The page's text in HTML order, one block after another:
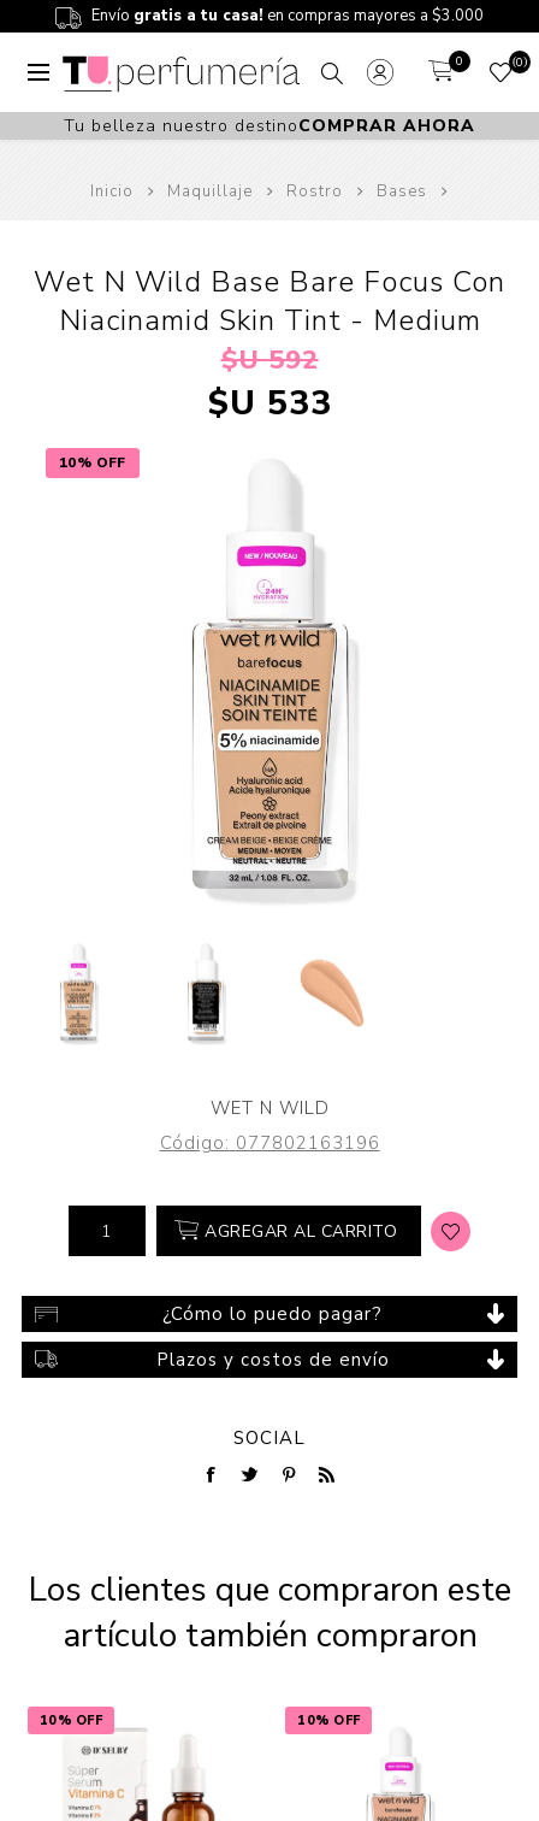
Envío gratis a tu casa! en compras mayores a $3.000
0 0
Tu belleza nuestro destinoCOMPRAR AHORA
Inicio Maquillaje Rostro Bases
10% OFF
Wet N Wild Base Bare Focus Con
Niacinamid Skin Tint - Medium
$U 592
$U 533
WET N WILD
Código: 077802163196
AGREGAR AL CARRITO
¿Cómo lo puedo pagar?
Plazos y costos de envío
SOCIAL
Los clientes que compraron este
artículo también compraron
10% OFF 10% OFF